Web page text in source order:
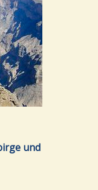
und